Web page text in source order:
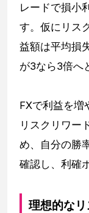
レードで損小
す。仮にリス
益額は平均損
が3なら3倍へ
FXで利益を増
リスクリワー
め、自分の勝
確認し、利確
理想的な